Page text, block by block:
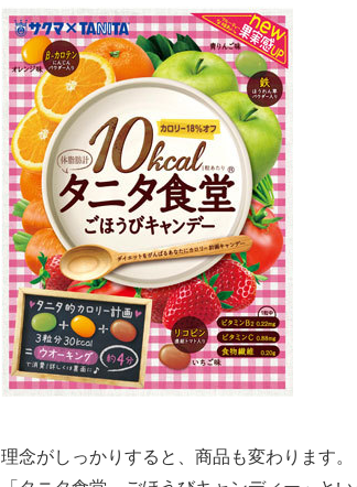
理念がしっかりすると、商品も変わります。